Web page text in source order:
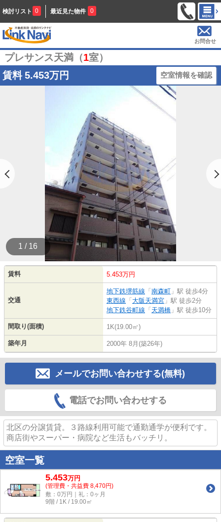
検討リスト 0 最近見た物件 0
お問合せ
プレサンス天満（1室）
賃料 5.453万円 空室情報を確認
1 / 16
賃料 5.453万円
交通
地下鉄堺筋線 「 南森町 」駅 徒歩4分
東西線 「 大阪天満宮 」駅 徒歩2分
地下鉄谷町線 「 天満橋 」駅 徒歩10分
間取り(面積) 1K(19.00㎡)
築年月 2000年 8月(築26年)
メールでお問い合わせする(無料)
電話でお問い合わせする
北区の分譲賃貸。３路線利用可能で通勤通学が便利です。
商店街やスーパー・病院など生活もバッチリ。
空室一覧
5.453万円
(管理費・共益費 8,470円)
敷：0万円｜礼：0ヶ月
9階 / 1K / 19.00㎡